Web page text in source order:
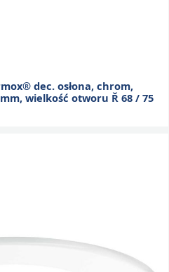
dec. osłona, chrom,
wielkość otworu Ř 68 / 75